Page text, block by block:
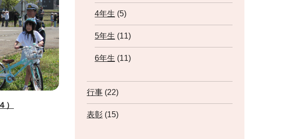
）
4年生 (5)
5年生 (11)
6年生 (11)
行事 (22)
表彰 (15)